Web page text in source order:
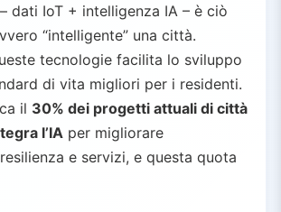
dati IoT + intelligenza IA – è ciò
“intelligente” una città.
tecnologie facilita lo sviluppo
di vita migliori per i residenti.
il 30% dei progetti attuali di città
l’IA per migliorare
e servizi, e questa quota